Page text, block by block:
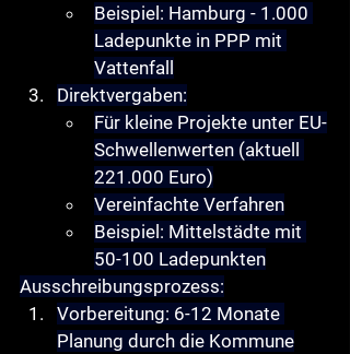
Beispiel: Hamburg - 1.000
Ladepunkte in PPP mit
Vattenfall
Direktvergaben:
Für kleine Projekte unter EU-
Schwellenwerten (aktuell
221.000 Euro)
Vereinfachte Verfahren
Beispiel: Mittelstädte mit
50-100 Ladepunkten
Ausschreibungsprozess:
Vorbereitung: 6-12 Monate
Planung durch die Kommune